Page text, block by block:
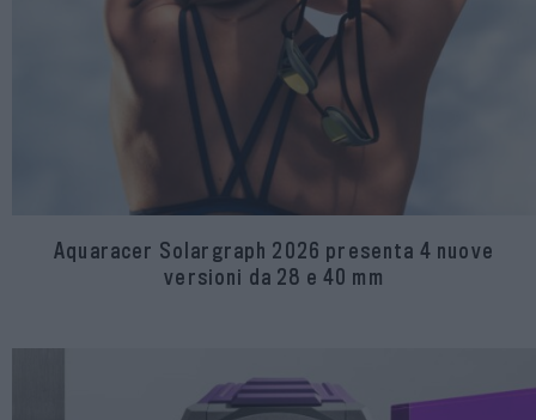
Aquaracer Solargraph 2026 presenta 4 nuove
versioni da 28 e 40 mm